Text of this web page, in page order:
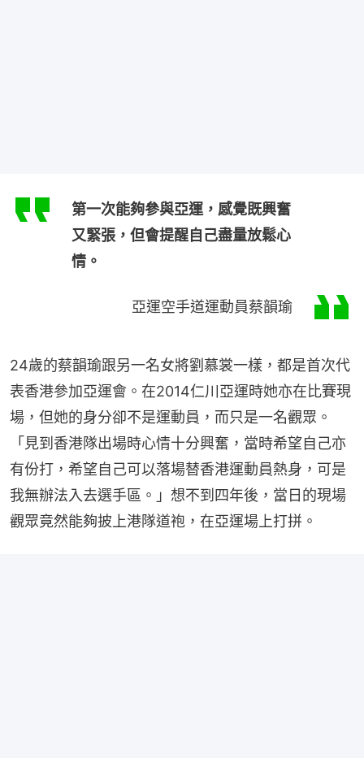
第一次能夠參與亞運，感覺既興奮
又緊張，但會提醒自己盡量放鬆心
情。
亞運空手道運動員蔡韻瑜
24歲的蔡韻瑜跟另一名女將劉慕裳一樣，都是首次代
表香港參加亞運會。在2014仁川亞運時她亦在比賽現
場，但她的身分卻不是運動員，而只是一名觀眾。
「見到香港隊出場時心情十分興奮，當時希望自己亦
有份打，希望自己可以落場替香港運動員熱身，可是
我無辦法入去選手區。」想不到四年後，當日的現場
觀眾竟然能夠披上港隊道袍，在亞運場上打拼。